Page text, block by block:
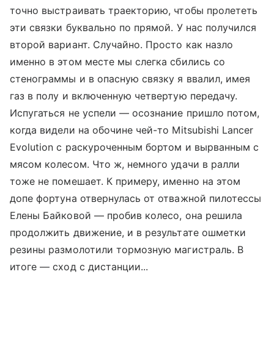
точно выстраивать траекторию, чтобы пролететь
эти связки буквально по прямой. У нас получился
второй вариант. Случайно. Просто как назло
именно в этом месте мы слегка сбились со
стенограммы и в опасную связку я ввалил, имея
газ в полу и включенную четвертую передачу.
Испугаться не успели — осознание пришло потом,
когда видели на обочине чей-то Mitsubishi Lancer
Evolution с раскуроченным бортом и вырванным с
мясом колесом. Что ж, немного удачи в ралли
тоже не помешает. К примеру, именно на этом
допе фортуна отвернулась от отважной пилотессы
Елены Байковой — пробив колесо, она решила
продолжить движение, и в результате ошметки
резины размолотили тормозную магистраль. В
итоге — сход с дистанции...